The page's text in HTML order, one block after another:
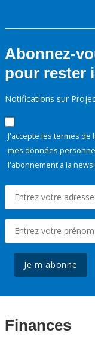
Abonnez-
pour rester
Notifications sur
J'accepte les termes de
mes données
l'abonnement à la
Je m'abonne
Finances